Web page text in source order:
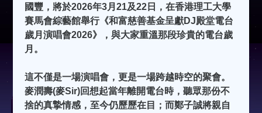
國豐，將於2026年3月21及22日，在香港理工大學
賽馬會綜藝館舉行《和富慈善基金呈獻DJ殿堂電台
歲月演唱會2026》，與大家重溫那段珍貴的電台歲
月。
這不僅是一場演唱會，更是一場跨越時空的聚會。
麥潤壽(麥Sir)回想起當年離開電台時，聽眾那份不
捨的真摯情感，至今仍歷歷在目；而鄭子誠將親自